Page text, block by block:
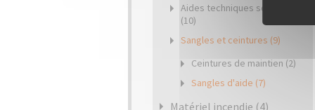
Aides techniques souples
(10)
Sangles et ceintures (9)
Ceintures de maintien (2)
Sangles d'aide (7)
Matériel incendie (4)